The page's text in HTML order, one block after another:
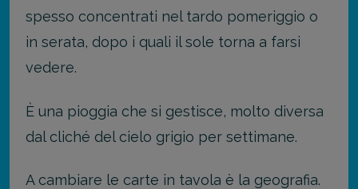
spesso concentrati nel tardo pomeriggio o
in serata, dopo i quali il sole torna a farsi
vedere.
È una pioggia che si gestisce, molto diversa
dal cliché del cielo grigio per settimane.
A cambiare le carte in tavola è la geografia.